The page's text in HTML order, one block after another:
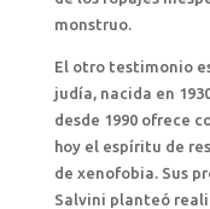
monstruo.
El otro testimonio
judía, nacida en
desde 1990 ofrece
hoy el espíritu de
de xenofobia. Sus
Salvini planteó